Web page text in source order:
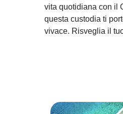
vita quotidiana con il
questa custodia ti
vivace. Risveglia il